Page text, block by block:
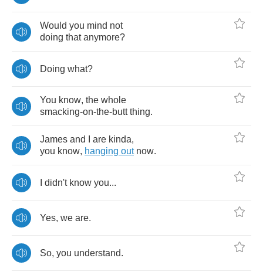
Would you mind not
doing that anymore?
Doing what?
You know, the whole
smacking-on-the-butt thing.
James and are kinda,
you know, hanging out now.
didn't know you...
Yes, we are.
So, you understand.